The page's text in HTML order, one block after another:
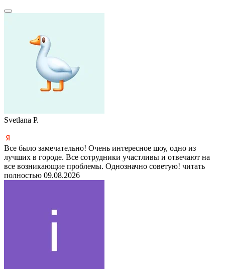
Svetlana P.
Все было замечательно! Очень интересное шоу, одно из
лучших в городе. Все сотрудники участливы и отвечают на
все возникающие проблемы. Однозначно советую! читать
полностью 09.08.2026